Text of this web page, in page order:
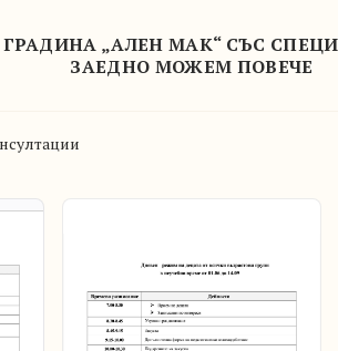
„АЛЕН МАК“ СЪС
ЗАЕДНО МОЖЕМ ПОВЕЧЕ